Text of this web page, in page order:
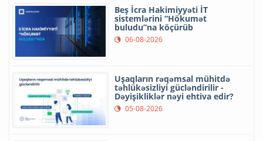
Beş İcra Hakimiyyəti İT
sistemlərini “Hökumət
buludu”na köçürüb
06-08-2026
Uşaqların rəqəmsal mühitdə
təhlükəsizliyi gücləndirilir -
Dəyişikliklər nəyi ehtiva edir?
05-08-2026